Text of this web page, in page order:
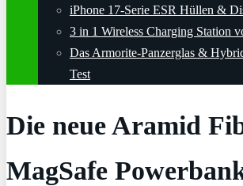
iPhone 17-Serie ESR Hüllen &
3 in 1 Wireless Charging Station
Das Armorite-Panzerglas &
Test
Die neue Aramid
MagSafe